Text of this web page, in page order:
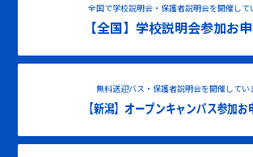
全国で学校説明会・保護者説明会を開催して
【全国】学校説明会参加お
無料送迎バス・保護者説明会を開催してい
【新潟】オープンキャンパス参加お